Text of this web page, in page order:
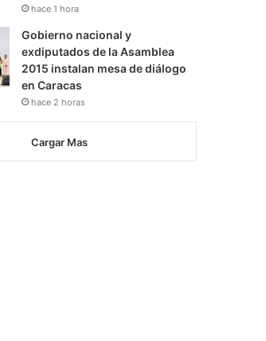
hace 1 hora
Gobierno nacional y
exdiputados de la Asamblea
2015 instalan mesa de diálogo
en Caracas
hace 2 horas
Cargar Mas